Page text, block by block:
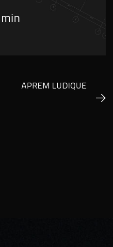
APREM LUDIQUE